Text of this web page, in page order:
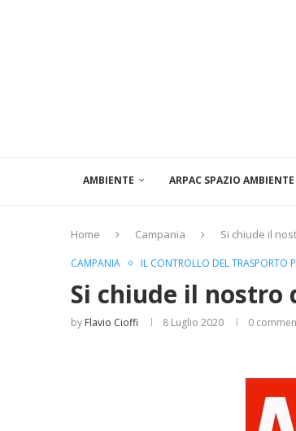
AMBIENTE ARPAC SPAZIO AMBIENTE
Home Campania Si chiude il
CAMPANIA IL CONTROLLO DEL TRASPORTO
Si chiude il
by Flavio Cioffi 8 Luglio 2020 0